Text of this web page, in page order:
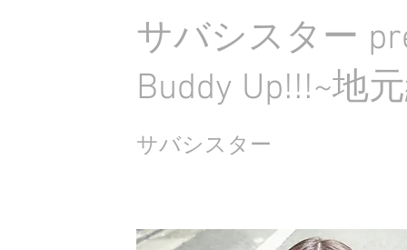
サバシスター
Buddy Up!!!~地
サバシスター